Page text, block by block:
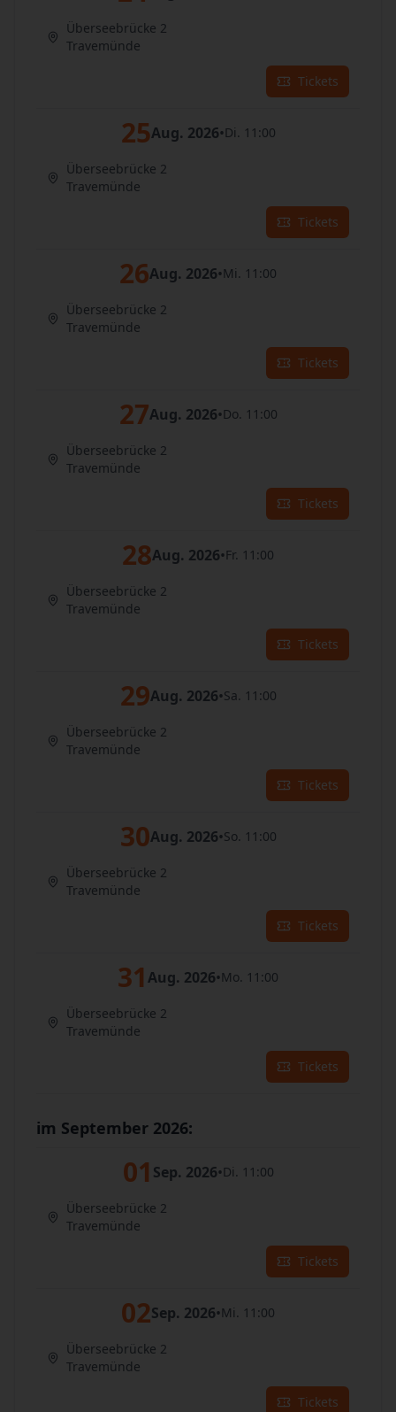
Überseebrücke 2
Travemünde
Tickets
25Aug. 2026•Di. 11:00
Überseebrücke 2
Travemünde
Tickets
26Aug. 2026•Mi. 11:00
Überseebrücke 2
Travemünde
Tickets
27Aug. 2026•Do. 11:00
Überseebrücke 2
Travemünde
Tickets
28Aug. 2026•Fr. 11:00
Überseebrücke 2
Travemünde
Tickets
29Aug. 2026•Sa. 11:00
Überseebrücke 2
Travemünde
Tickets
30Aug. 2026•So. 11:00
Überseebrücke 2
Travemünde
Tickets
31 Aug. 2026•Mo. 11:00
Überseebrücke 2
Travemünde
Tickets
im September 2026:
01 Sep. 2026•Di. 11:00
Überseebrücke 2
Travemünde
Tickets
02Sep. 2026•Mi. 11:00
Überseebrücke 2
Travemünde
Tickets